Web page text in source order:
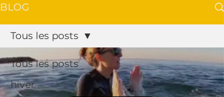
BLOG
Tous les posts
hiver
Tous les posts